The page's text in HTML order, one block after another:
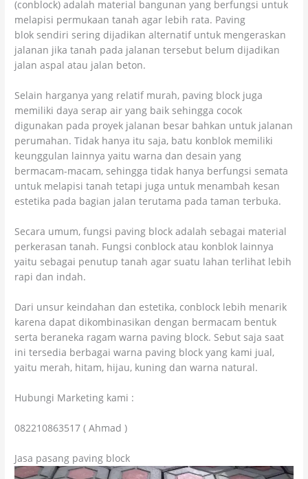
(conblock) adalah material bangunan yang berfungsi untuk
melapisi permukaan tanah agar lebih rata. Paving
blok sendiri sering dijadikan alternatif untuk mengeraskan
jalanan jika tanah pada jalanan tersebut belum dijadikan
jalan aspal atau jalan beton.
Selain harganya yang relatif murah, paving block juga
memiliki daya serap air yang baik sehingga cocok
digunakan pada proyek jalanan besar bahkan untuk jalanan
perumahan. Tidak hanya itu saja, batu konblok memiliki
keunggulan lainnya yaitu warna dan desain yang
bermacam-macam, sehingga tidak hanya berfungsi semata
untuk melapisi tanah tetapi juga untuk menambah kesan
estetika pada bagian jalan terutama pada taman terbuka.
Secara umum, fungsi paving block adalah sebagai material
perkerasan tanah. Fungsi conblock atau konblok lainnya
yaitu sebagai penutup tanah agar suatu lahan terlihat lebih
rapi dan indah.
Dari unsur keindahan dan estetika, conblock lebih menarik
karena dapat dikombinasikan dengan bermacam bentuk
serta beraneka ragam warna paving block. Sebut saja saat
ini tersedia berbagai warna paving block yang kami jual,
yaitu merah, hitam, hijau, kuning dan warna natural.
Hubungi Marketing kami :
082210863517 ( Ahmad )
Jasa pasang paving block